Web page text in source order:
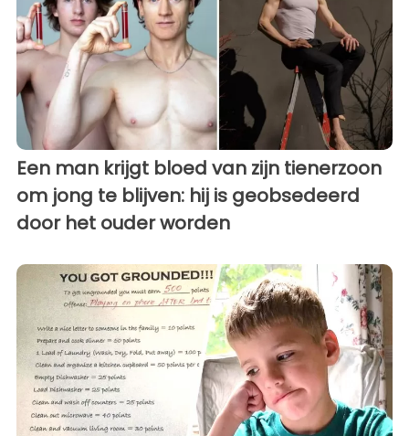
Een man krijgt bloed van zijn tienerzoon
om jong te blijven: hij is geobsedeerd
door het ouder worden